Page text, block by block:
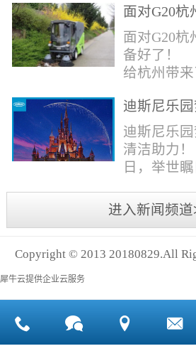
染，花岗石
同。清洁
理技术方
一、清洁
新机、石
水吸尘器
石...
洋塑料垃
所带来的
少有30个
的情况。
动中，希
理想中，
面对G20杭
备好了！
面对G20杭
备好了！
给杭州带
球国际组
的一次大
杭州，在
的同事，
览城是本
区域，主要
心、国际
双塔酒店和
迪斯尼乐
清洁助力！
迪斯尼乐
清洁助力
日，举世
奇想花园
湾、明日世
开神秘面纱
球接待人数
园！ 位于
进入新闻频道
Copyright © 2013 20180829.All
犀牛云提供企业云服务